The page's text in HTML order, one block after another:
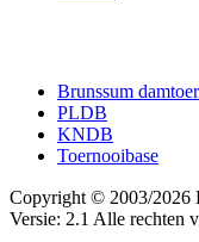
Brunssum
PLDB
KNDB
Toernooibase
Copyright © 2003/2026
Versie: 2.1 Alle rechten